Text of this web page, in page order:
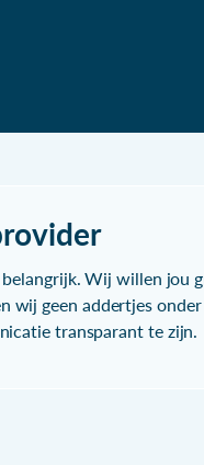
Wij willen jou
wij geen addertjes onder
transparant te zijn.